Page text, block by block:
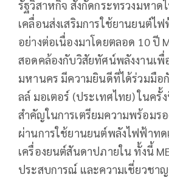
รัฐวิสาหกิจ สังกัดกระทรวงมหาด
เคลื่อนส่งเสริมการใช้ยานยนต์ไ
อย่างต่อเนื่องมาโดยตลอด 10 ปี
สอดคล้องกับวิสัยทัศน์พลังงานเพื่
มหานคร มีความยินดีที่ได้ร่วมมือ
ลล์ มอเตอร์ (ประเทศไทย) ในครั้
สำคัญในการเตรียมความพร้อมร
ผ่านการใช้ยานยนต์พลังไฟฟ้าท
เครื่องยนต์สันดาปภายใน ทั้งนี้
ประสบการณ์ และความเชี่ยวชา